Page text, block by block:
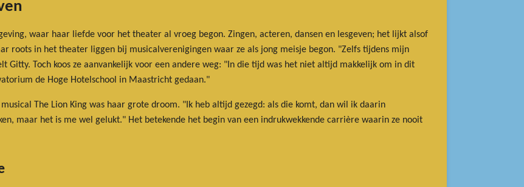
waar haar liefde voor het theater al vroeg begon. Zingen, acteren, dansen en lesgeven; het lijkt alsof
roots in het theater liggen bij musicalverenigingen waar ze als jong meisje begon. "Zelfs tijdens mijn
Toch koos ze aanvankelijk voor een andere weg: "In die tijd was het niet altijd makkelijk om in dit
de Hoge Hotelschool in Maastricht gedaan."
The Lion King was haar grote droom. "Ik heb altijd gezegd: als die komt, dan wil ik daarin
maar het is me wel gelukt." Het betekende het begin van een indrukwekkende carrière waarin ze nooit